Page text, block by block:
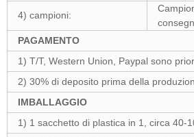
4) campioni:
PAGAMENTO
1) T/T, Western Union, Paypal sono
2) 30% di deposito prima della
IMBALLAGGIO
1) 1 sacchetto di plastica in 1, circa 40-